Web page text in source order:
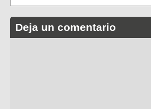
Deja un comentario